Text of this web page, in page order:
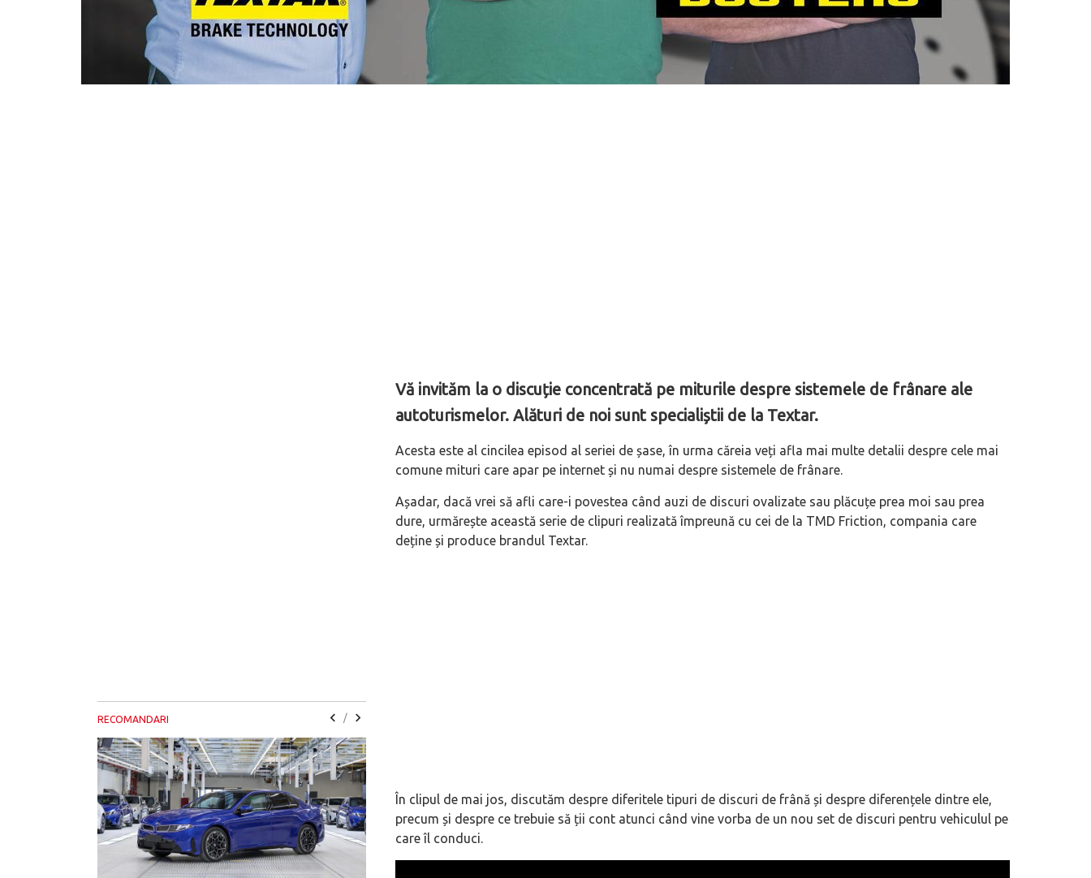
Vă invităm la o discuție concentrată pe miturile despre sistemele de frânare ale
autoturismelor. Alături de noi sunt specialiștii de la Textar.
Acesta este al cincilea episod al seriei de șase, în urma căreia veți afla mai multe detalii despre cele mai
comune mituri care apar pe internet și nu numai despre sistemele de frânare.
Așadar, dacă vrei să afli care-i povestea când auzi de discuri ovalizate sau plăcuțe prea moi sau prea
dure, urmărește această serie de clipuri realizată împreună cu cei de la TMD Friction, compania care
deține și produce brandul Textar.
În clipul de mai jos, discutăm despre diferitele tipuri de discuri de frână și despre diferențele dintre ele,
precum și despre ce trebuie să ții cont atunci când vine vorba de un nou set de discuri pentru vehiculul pe
care îl conduci.
RECOMANDARI /